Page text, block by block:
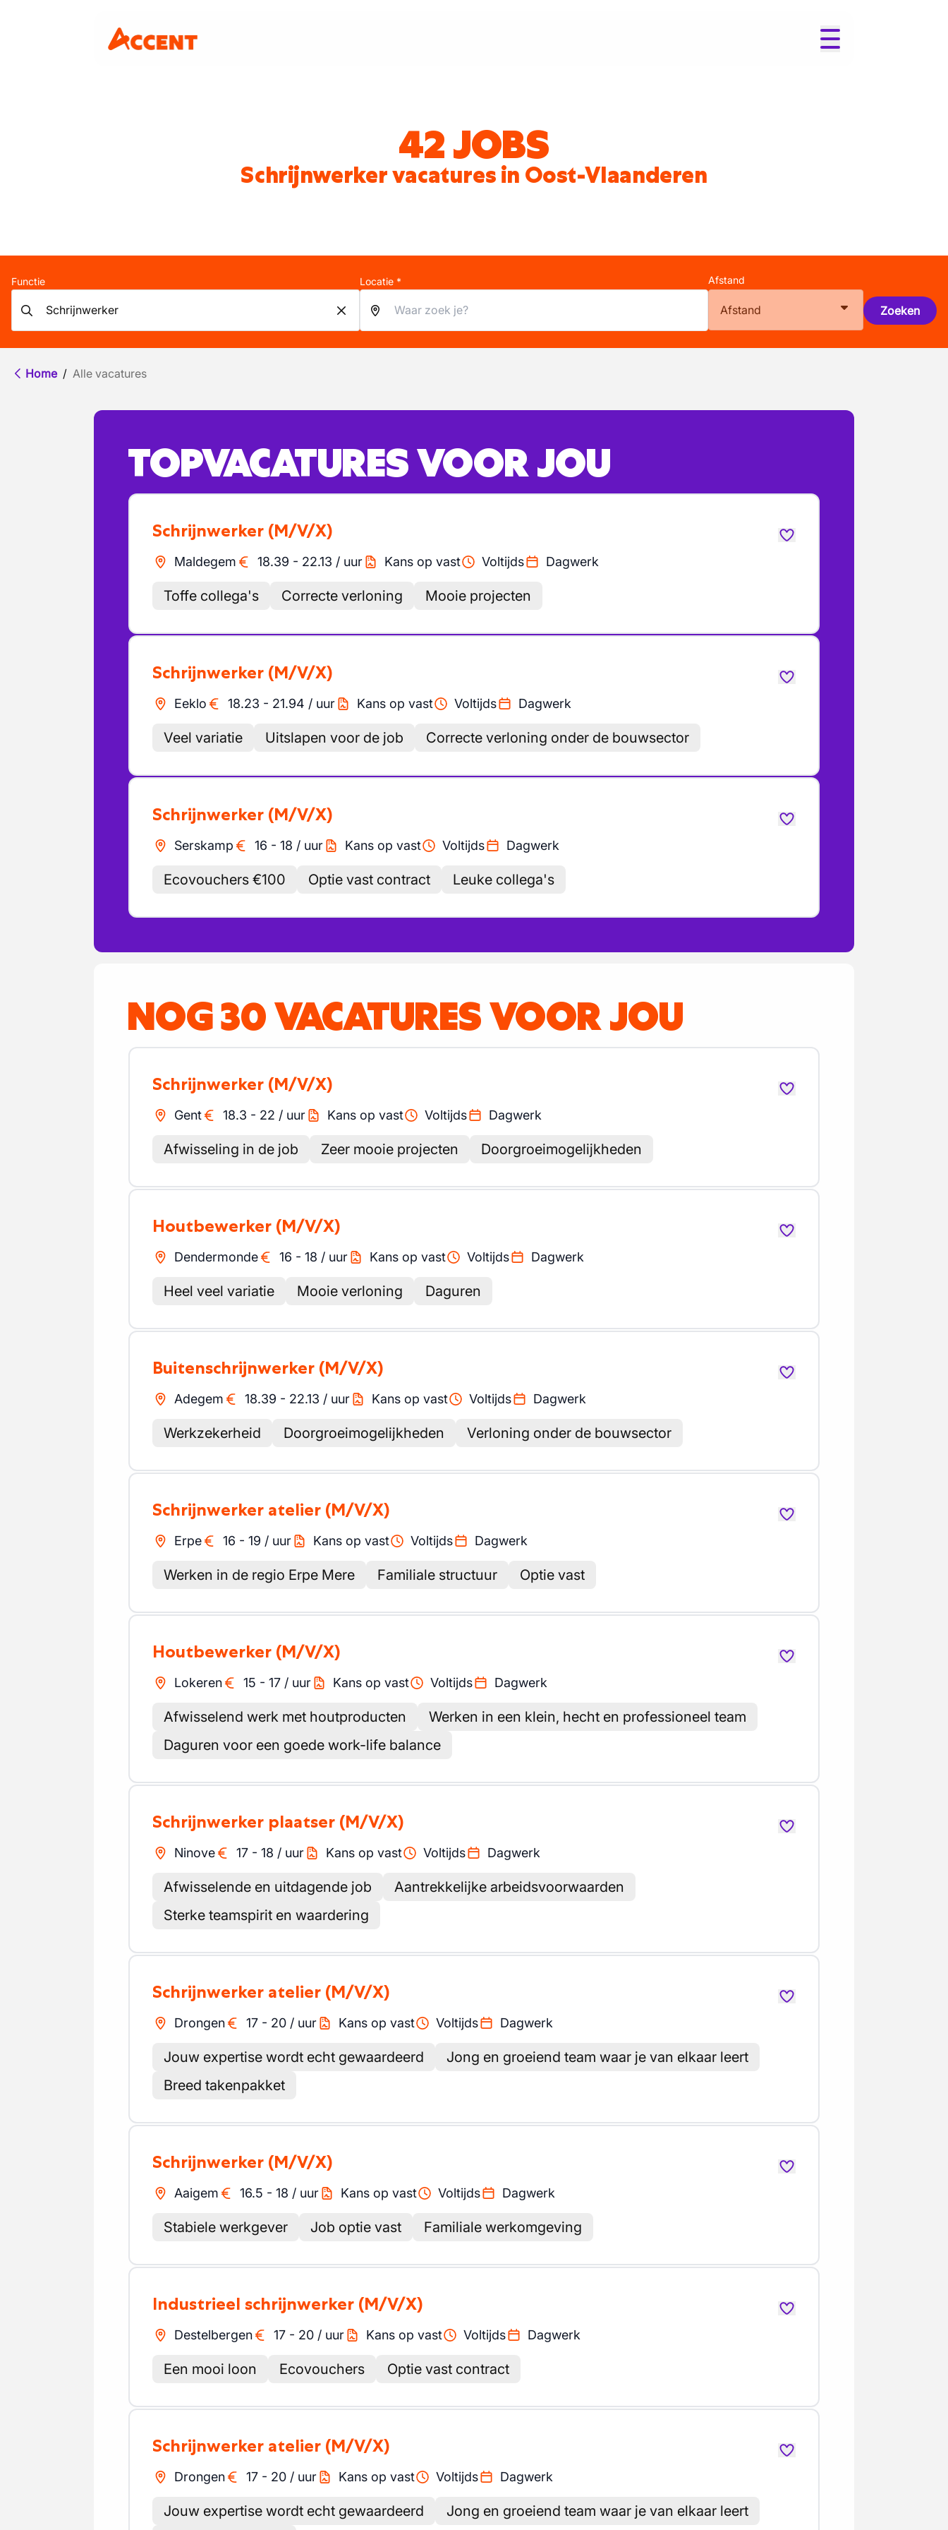
42 JOBS
Schrijnwerker vacatures in Oost-Vlaanderen
Functie Locatie * Afstand
Afstand Zoeken
Home / Alle vacatures
TOPVACATURES VOOR JOU
Schrijnwerker (M/V/X)
Maldegem 18.39 - 22.13 / uur Kans op vast Voltijds Dagwerk
Toffe collega's Correcte verloning Mooie projecten
Schrijnwerker (M/V/X)
Eeklo 18.23 - 21.94 / uur Kans op vast Voltijds Dagwerk
Veel variatie Uitslapen voor de job Correcte verloning onder de bouwsector
Schrijnwerker (M/V/X)
Serskamp 16 - 18 / uur Kans op vast Voltijds Dagwerk
Ecovouchers €100 Optie vast contract Leuke collega's
NOG 30 VACATURES VOOR JOU
Schrijnwerker (M/V/X)
Gent 18.3 - 22 / uur Kans op vast Voltijds Dagwerk
Afwisseling in de job Zeer mooie projecten Doorgroeimogelijkheden
Houtbewerker (M/V/X)
Dendermonde 16 - 18 / uur Kans op vast Voltijds Dagwerk
Heel veel variatie Mooie verloning Daguren
Buitenschrijnwerker (M/V/X)
Adegem 18.39 - 22.13 / uur Kans op vast Voltijds Dagwerk
Werkzekerheid Doorgroeimogelijkheden Verloning onder de bouwsector
Schrijnwerker atelier (M/V/X)
Erpe 16 - 19 / uur Kans op vast Voltijds Dagwerk
Werken in de regio Erpe Mere Familiale structuur Optie vast
Houtbewerker (M/V/X)
Lokeren 15 - 17 / uur Kans op vast Voltijds Dagwerk
Afwisselend werk met houtproducten
Werken in een klein, hecht en professioneel team
Daguren voor een goede work-life balance
Schrijnwerker plaatser (M/V/X)
Ninove 17 - 18 / uur Kans op vast Voltijds Dagwerk
Afwisselende en uitdagende job
Aantrekkelijke arbeidsvoorwaarden
Sterke teamspirit en waardering
Schrijnwerker atelier (M/V/X)
Drongen 17 - 20 / uur Kans op vast Voltijds Dagwerk
Jouw expertise wordt echt gewaardeerd
Jong en groeiend team waar je van elkaar leert
Breed takenpakket
Schrijnwerker (M/V/X)
Aaigem 16.5 - 18 / uur Kans op vast Voltijds Dagwerk
Stabiele werkgever Job optie vast Familiale werkomgeving
Industrieel schrijnwerker (M/V/X)
Destelbergen 17 - 20 / uur Kans op vast Voltijds Dagwerk
Een mooi loon Ecovouchers Optie vast contract
Schrijnwerker atelier (M/V/X)
Drongen 17 - 20 / uur Kans op vast Voltijds Dagwerk
Jouw expertise wordt echt gewaardeerd Jong en groeiend team waar je van elkaar leert